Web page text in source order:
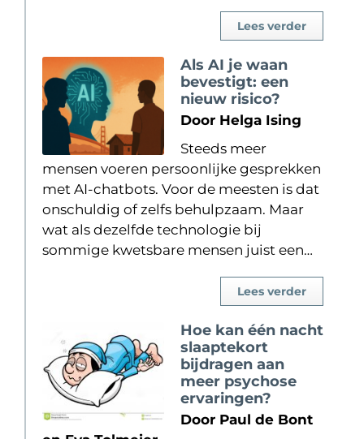
Lees verder
Als AI je waan
bevestigt: een
nieuw risico?
Door Helga Ising
Steeds meer
mensen voeren persoonlijke gesprekken
met AI-chatbots. Voor de meesten is dat
onschuldig of zelfs behulpzaam. Maar
wat als dezelfde technologie bij
sommige kwetsbare mensen juist een…
Lees verder
Hoe kan één nacht
slaaptekort
bijdragen aan
meer psychose
ervaringen?
Door Paul de Bont